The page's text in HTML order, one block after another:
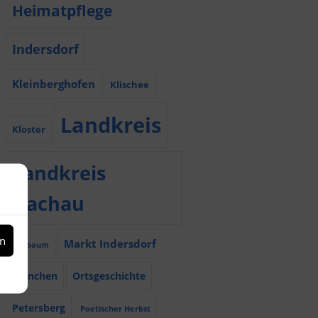
Heimatpflege
Indersdorf
Kleinberghofen Klischee
Kloster Landkreis
Landkreis
Dachau
Maibaum Markt Indersdorf
München Ortsgeschichte
Petersberg Poetischer Herbst